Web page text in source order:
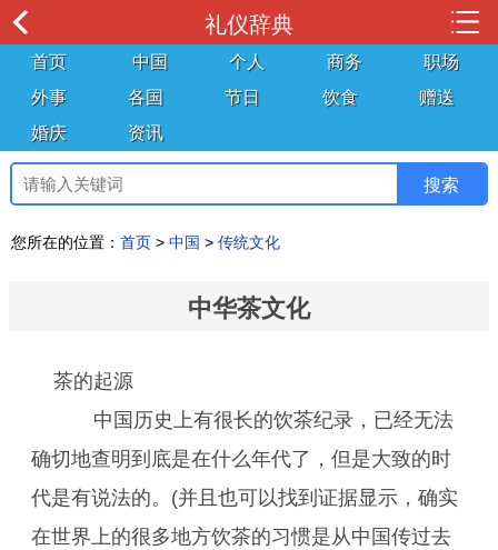
礼仪辞典
首页 中国 个人 商务
职场
外事
各国 节日 饮食
赠送
婚庆
资讯
您所在的位置： 首页 > 中国 > 传统文化
中华茶文化
茶的起源
中国历史上有很长的饮茶纪录，已经无法
确切地查明到底是在什么年代了，但是大致的时
代是有说法的。(并且也可以找到证据显示，确实
在世界上的很多地方饮茶的习惯是从中国传过去